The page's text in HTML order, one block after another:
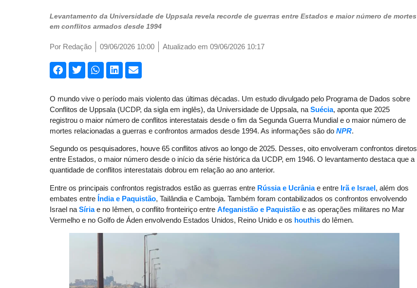
Levantamento da Universidade de Uppsala revela recorde de guerras entre Estados e maior número de mortes
em conflitos armados desde 1994
Por Redação 09/06/2026 10:00 Atualizado em 09/06/2026 10:17
O mundo vive o período mais violento das últimas décadas. Um estudo divulgado pelo Programa de Dados sobre
Conflitos de Uppsala (UCDP, da sigla em inglês), da Universidade de Uppsala, na Suécia, aponta que 2025
registrou o maior número de conflitos interestatais desde o fim da Segunda Guerra Mundial e o maior número de
mortes relacionadas a guerras e confrontos armados desde 1994. As informações são do NPR.
Segundo os pesquisadores, houve 65 conflitos ativos ao longo de 2025. Desses, oito envolveram confrontos diretos
entre Estados, o maior número desde o início da série histórica da UCDP, em 1946. O levantamento destaca que a
quantidade de conflitos interestatais dobrou em relação ao ano anterior.
Entre os principais confrontos registrados estão as guerras entre Rússia e Ucrâniae entre Irã e Israel, além dos
embates entre Índia e Paquistão, Tailândia e Camboja. Também foram contabilizados os confrontos envolvendo
Israel na Síriae no Iêmen, o conflito fronteiriço entre Afeganistão e Paquistão e as operações militares no Mar
Vermelho e no Golfo de Áden envolvendo Estados Unidos, Reino Unido e os houthis do Iêmen.